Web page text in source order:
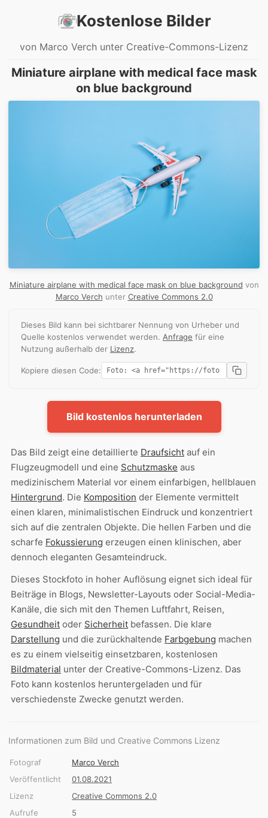
Kostenlose Bilder
von Marco Verch unter Creative-Commons-Lizenz
Miniature airplane with medical face mask
on blue background
Miniature airplane with medical face mask on blue background von
Marco Verch unter Creative Commons 2.0
Dieses Bild kann bei sichtbarer Nennung von Urheber und
Quelle kostenlos verwendet werden. Anfrage für eine
Nutzung außerhalb der Lizenz.
Kopiere diesen Code:
Bild kostenlos herunterladen
Das Bild zeigt eine detaillierte Draufsicht auf ein
Flugzeugmodell und eine Schutzmaske aus
medizinischem Material vor einem einfarbigen, hellblauen
Hintergrund. Die Komposition der Elemente vermittelt
einen klaren, minimalistischen Eindruck und konzentriert
sich auf die zentralen Objekte. Die hellen Farben und die
scharfe Fokussierung erzeugen einen klinischen, aber
dennoch eleganten Gesamteindruck.
Dieses Stockfoto in hoher Auflösung eignet sich ideal für
Beiträge in Blogs, Newsletter-Layouts oder Social-Media-
Kanäle, die sich mit den Themen Luftfahrt, Reisen,
Gesundheit oder Sicherheit befassen. Die klare
Darstellung und die zurückhaltende Farbgebung machen
es zu einem vielseitig einsetzbaren, kostenlosen
Bildmaterial unter der Creative-Commons-Lizenz. Das
Foto kann kostenlos heruntergeladen und für
verschiedenste Zwecke genutzt werden.
Informationen zum Bild und Creative Commons Lizenz
Fotograf
Marco Verch
Veröffentlicht
01.08.2021
Lizenz
Creative Commons 2.0
Aufrufe
5